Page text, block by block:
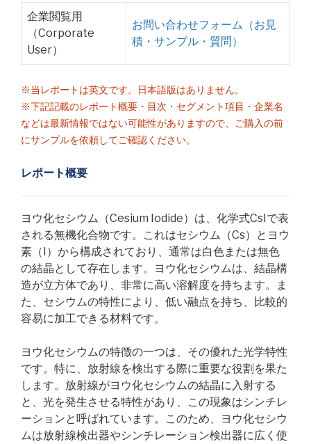
企業閲覧用
（Corporate
User）
お問い合わせフォーム（お見
積・サンプル・質問）
※当レポートは英文です。日本語版はありません。
※下記記載のレポート概要・目次・セグメント項目・企業名
などは最新情報ではない可能性がありますので、ご購入の前
にサンプルを依頼してご確認ください。
レポート概要
ヨウ化セシウム（Cesium Iodide）は、化学式CsIで表
される無機化合物です。これはセシウム（Cs）とヨウ
素（I）から構成されており、通常は白色または無色
の結晶として存在します。ヨウ化セシウムは、結晶構
造が立方体であり、非常に高い溶解度を持ちます。ま
た、セシウムの特性により、低い融点を持ち、比較的
容易に加工できる材料です。
ヨウ化セシウムの特徴の一つは、その優れた光学特性
です。特に、放射線を検出する際に重要な役割を果た
します。放射線がヨウ化セシウムの結晶に入射する
と、光を発生させる特性があり、この現象はシンチレ
ーションと呼ばれています。このため、ヨウ化セシウ
ムは放射線検出器やシンチレーション検出器に広く使